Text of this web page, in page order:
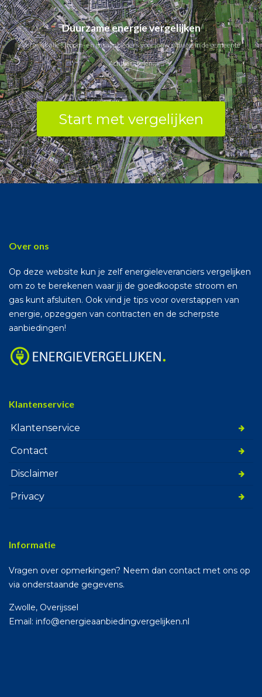
Duurzame energie vergelijken
Vergelijk alle stroom- en gasaanbieders voor jouw situatie in de gemeente
Achtkarspelen.
Start met vergelijken
Over ons
Op deze website kun je zelf energieleveranciers vergelijken
om zo te berekenen waar jij de goedkoopste stroom en
gas kunt afsluiten. Ook vind je tips voor overstappen van
energie, opzeggen van contracten en de scherpste
aanbiedingen!
Klantenservice
Klantenservice
Contact
Disclaimer
Privacy
Informatie
Vragen over opmerkingen? Neem dan contact met ons op
via onderstaande gegevens.
Zwolle, Overijssel
Email: info@energieaanbiedingvergelijken.nl